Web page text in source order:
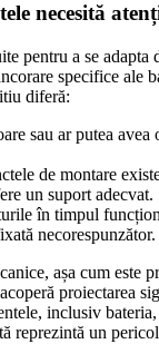
necesită
pentru a se adapta
specifice ale
diferă:
sau ar putea avea
de montare
un suport adecvat.
în timpul
necorespunzător.
așa cum este
proiectarea
inclusiv
reprezintă un